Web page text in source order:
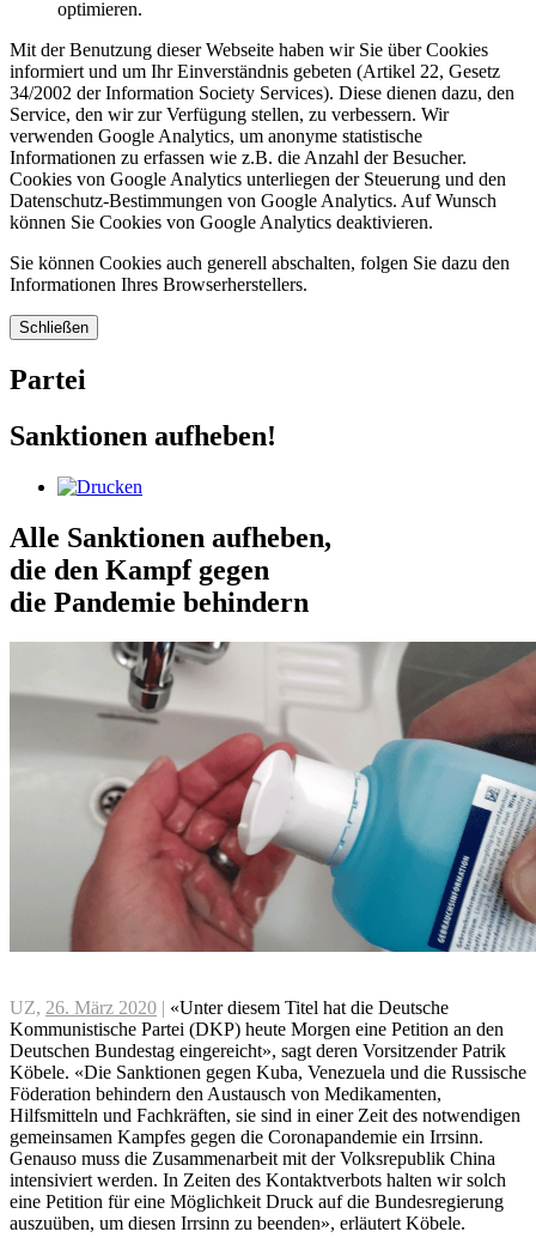
optimieren.
Mit der Benutzung dieser Webseite haben wir Sie über Cookies
informiert und um Ihr Einverständnis gebeten (Artikel 22, Gesetz
34/2002 der Information Society Services). Diese dienen dazu, den
Service, den wir zur Verfügung stellen, zu verbessern. Wir
verwenden Google Analytics, um anonyme statistische
Informationen zu erfassen wie z.B. die Anzahl der Besucher.
Cookies von Google Analytics unterliegen der Steuerung und den
Datenschutz-Bestimmungen von Google Analytics. Auf Wunsch
können Sie Cookies von Google Analytics deaktivieren.
Sie können Cookies auch generell abschalten, folgen Sie dazu den
Informationen Ihres Browserherstellers.
Schließen
Partei
Sanktionen aufheben!
Alle Sanktionen aufheben,
die den Kampf gegen
die Pandemie behindern
UZ, 26. März 2020 | «Unter diesem Titel hat die Deutsche
Kommunistische Partei (DKP) heute Morgen eine Petition an den
Deutschen Bundestag eingereicht», sagt deren Vorsitzender Patrik
Köbele. «Die Sanktionen gegen Kuba, Venezuela und die Russische
Föderation behindern den Austausch von Medikamenten,
Hilfsmitteln und Fachkräften, sie sind in einer Zeit des notwendigen
gemeinsamen Kampfes gegen die Coronapandemie ein Irrsinn.
Genauso muss die Zusammenarbeit mit der Volksrepublik China
intensiviert werden. In Zeiten des Kontaktverbots halten wir solch
eine Petition für eine Möglichkeit Druck auf die Bundesregierung
auszuüben, um diesen Irrsinn zu beenden», erläutert Köbele.